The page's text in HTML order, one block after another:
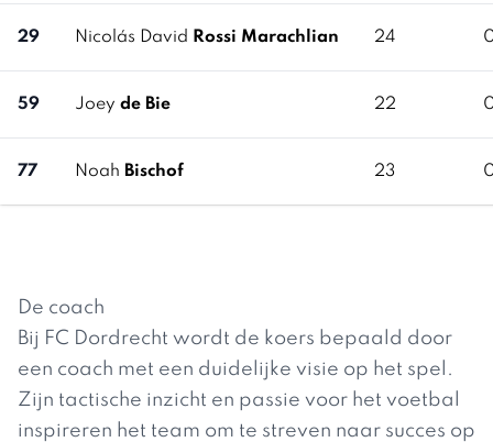
29 Nicolás David Rossi Marachlian 24
59 Joey de Bie 22
77 Noah Bischof 23
De coach
Bij FC Dordrecht wordt de koers bepaald door
een coach met een duidelijke visie op het spel.
Zijn tactische inzicht en passie voor het voetbal
inspireren het team om te streven naar succes op